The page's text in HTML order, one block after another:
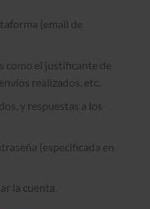
(email de
como el justificante de
realizados, etc.
y respuestas a los
(especificada en
la cuenta.